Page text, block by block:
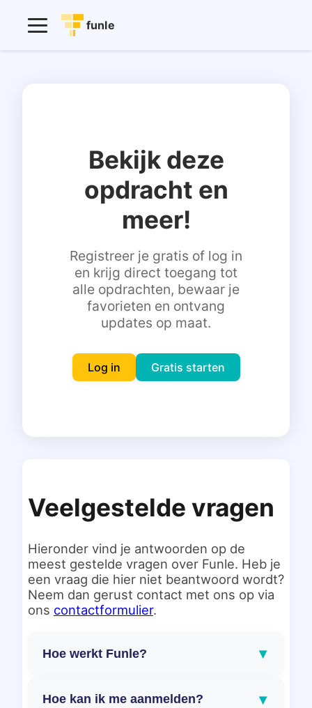
funle
Inloggen
Gratis starten
Bekijk deze
opdracht en
meer!
Registreer je gratis of log in
en krijg direct toegang tot
alle opdrachten, bewaar je
favorieten en ontvang
updates op maat.
Log in Gratis starten
Veelgestelde vragen
Hieronder vind je antwoorden op de
meest gestelde vragen over Funle. Heb je
een vraag die hier niet beantwoord wordt?
Neem dan gerust contact met ons op via
ons contactformulier.
Hoe werkt Funle? ▾
Hoe kan ik me aanmelden? ▾